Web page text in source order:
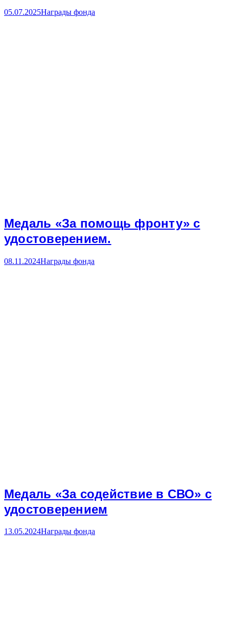
05.07.2025Награды фонда
Медаль «За помощь фронту» с
удостоверением.
08.11.2024Награды фонда
Медаль «За содействие в СВО» с
удостоверением
13.05.2024Награды фонда